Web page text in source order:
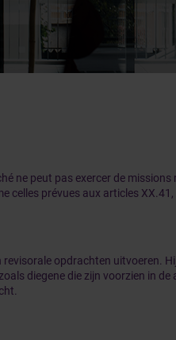
ne peut pas exercer de missions
celles prévues aux articles XX.41,
opdrachten uitvoeren.
diegene die zijn voorzien in de